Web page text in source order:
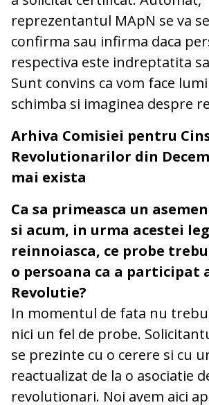
reprezentantul MApN se va
confirma sau infirma daca
respectiva este indreptatita
Sunt convins ca vom face
schimba si imaginea despre
Arhiva Comisiei pentru
Revolutionarilor din
mai exista
Ca sa primeasca un
si acum, in urma acestei
reinnoiasca, ce probe
o persoana ca a participat
Revolutie?
In momentul de fata nu
nici un fel de probe.
se prezinte cu o cerere si cu
reactualizat de la o asociatie
revolutionari. Noi avem aici